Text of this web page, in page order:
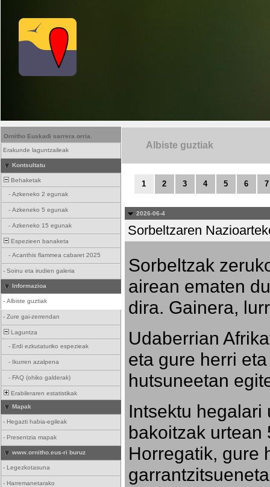
Ornitho Euskadi sarrera orria.
Erakunde laguntzaileak
Kontsultatu
Behaketak
- Azkeneko 2 egunak
- Azkeneko 5 egunak
- Azkeneko 15 egunak
Espezieen banaketa
- Acanthis flammea cabaret 2025
- Soinu eta irudien galeria
Informazioa
- Albiste guztiak
- Zure gai-zerrendan
Laguntza
- Erdi ezkutaturiko espezieak
- Ikurren azalpena
- FAQ (ohiko galderak)
Erabileraren estatistikak
Mapak
- Hegazti habia-egileak
- Presentzia mapak
www.ornitho.eus-ri buruz
- Legezkotasuna
- Harremanetarako
Albiste guztiak
1 2 3 4 5 6 7
2026-06-4
Sorbeltzaren
Sorbeltzak
airean ematen
dira. Gainera,
Udaberrian
eta gure herri
hutsuneetan
Intsektu hegalari
bakoitzak urtean
Horregatik, gure